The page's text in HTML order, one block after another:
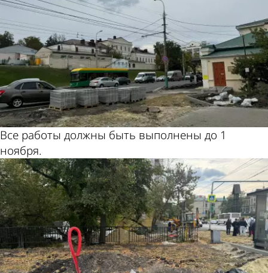
Все работы должны быть выполнены до 1
ноября.